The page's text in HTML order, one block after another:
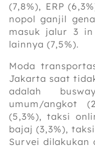
(7,8%), ERP
nopol ganjil
masuk jalur 3 in
lainnya (7,5%).
‎Moda
Jakarta saat
adalah
umum/angkot
(5,3%), taksi
bajaj (3,3%),
Survei dilakukan